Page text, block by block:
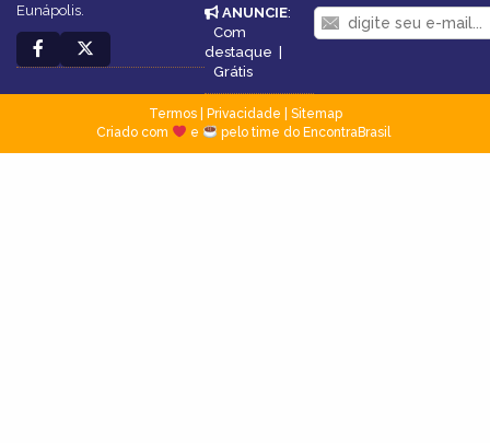
Eunápolis.
ANUNCIE:
Com
destaque |
Grátis
Termos| Privacidade
Sitemap
Criado com
e pelo time do EncontraBrasil